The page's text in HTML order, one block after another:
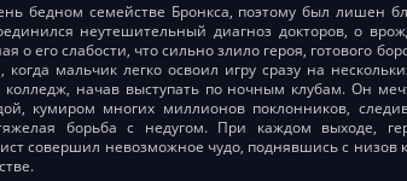
бедном семействе Бронкса, поэтому был лишен
неутешительный диагноз докторов, о
о его слабости, что сильно злило героя, готового
когда мальчик легко освоил игру сразу на
начав выступать по ночным клубам. Он
кумиром многих миллионов поклонников,
борьба с недугом. При каждом выходе,
совершил невозможное чудо, поднявшись с низов